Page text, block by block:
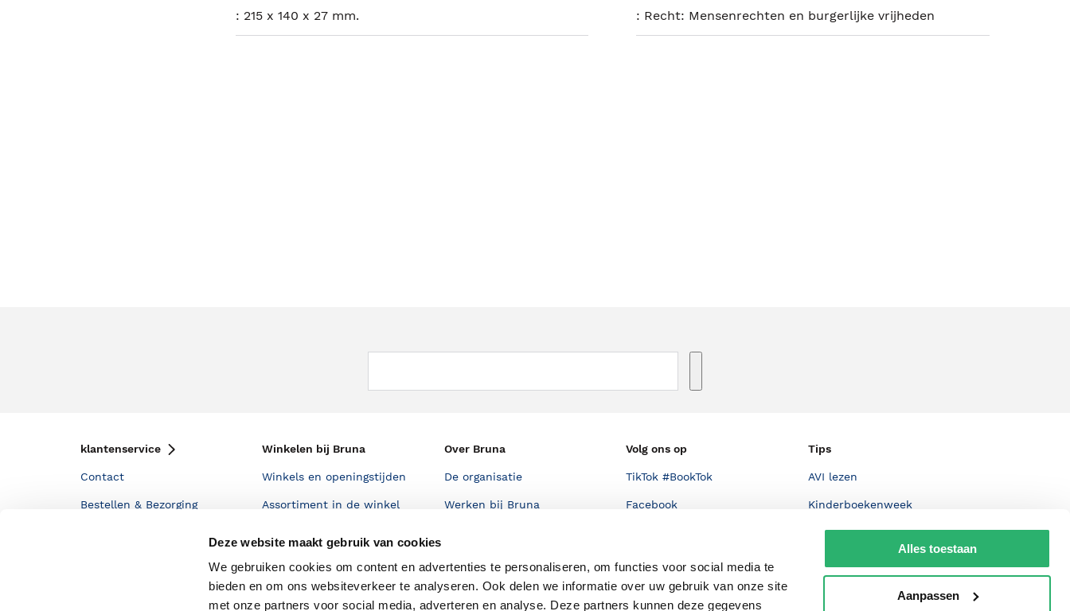
Deze website maakt gebruik van cookies
We gebruiken cookies om content en advertenties te personaliseren, om functies voor social media te
bieden en om ons websiteverkeer te analyseren. Ook delen we informatie over uw gebruik van onze site
met onze partners voor social media, adverteren en analyse. Deze partners kunnen deze gegevens
Alles toestaan
Aanpassen
: 215 x 140 x 27 mm. : Recht: Mensenrechten en burgerlijke vrijheden
klantenservice
Contact
Bestellen & Bezorging
Annuleren & Retourneren
Winkelen bij Bruna
Winkels en openingstijden
Assortiment in de winkel
Cadeauboxen
Staatsloterij
Over Bruna
De organisatie
Werken bij Bruna
De voordelen van Bruna
Responsible Disclosure
Statement
Volg ons op
TikTok #BookTok
Facebook
Tips
AVI lezen
Kinderboekenweek
Boekenbon